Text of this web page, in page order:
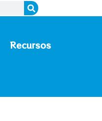
Recursos